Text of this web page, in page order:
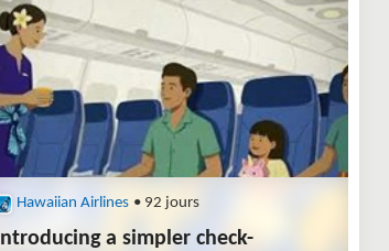
Hawaiian Airlines • 92 jours
Introducing a simpler check-